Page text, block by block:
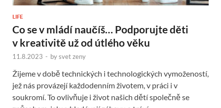
LIFE
Co se v mládí naučíš… Podporujte děti
v kreativitě už od útlého věku
11.8.2023 - bysvet zeny
Žijeme v době technických i technologických vymožeností,
jež nás provázejí každodenním životem, v práci i v
soukromí. To ovlivňuje i život našich dětí společně se